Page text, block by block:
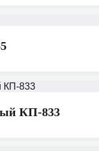
КП-833